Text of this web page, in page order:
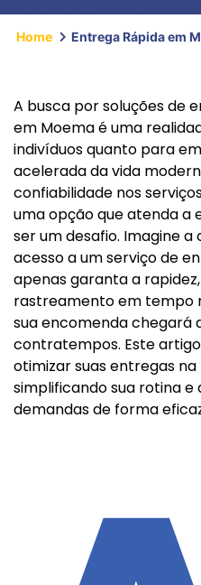
Home Entrega Rápida em
A busca por soluções de
em Moema é uma
indivíduos quanto para
acelerada da vida
confiabilidade nos
uma opção que atenda a
ser um desafio. Imagine
acesso a um serviço de
apenas garanta a
rastreamento em tempo
sua encomenda chegará
contratempos. Este
otimizar suas entregas
simplificando sua rotina e
demandas de forma